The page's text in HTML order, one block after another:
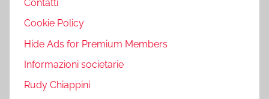
Contatti
Cookie Policy
Hide Ads for Premium Members
Informazioni societarie
Rudy Chiappini